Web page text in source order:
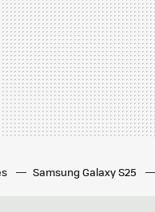
Samsung Galaxy S25